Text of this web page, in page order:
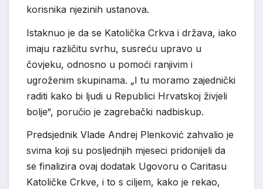
korisnika njezinih ustanova.
Istaknuo je da se Katolička Crkva i država, iako
imaju različitu svrhu, susreću upravo u
čovjeku, odnosno u pomoći ranjivim i
ugroženim skupinama. „I tu moramo zajednički
raditi kako bi ljudi u Republici Hrvatskoj živjeli
bolje“, poručio je zagrebački nadbiskup.
Predsjednik Vlade Andrej Plenković zahvalio je
svima koji su posljednjih mjeseci pridonijeli da
se finalizira ovaj dodatak Ugovoru o Caritasu
Katoličke Crkve, i to s ciljem, kako je rekao,